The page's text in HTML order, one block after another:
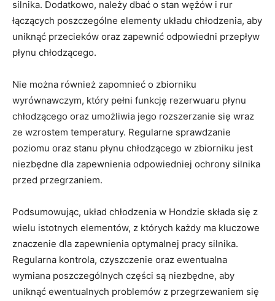
silnika. Dodatkowo, należy dbać o​ stan wężów i rur​
łączących poszczególne elementy ​układu chłodzenia, aby
uniknąć przecieków oraz zapewnić ​odpowiedni przepływ
płynu⁤ chłodzącego.
Nie można również zapomnieć⁢ o zbiorniku
wyrównawczym,⁣ który pełni funkcję rezerwuaru płynu
chłodzącego oraz umożliwia‌ jego rozszerzanie się ​wraz
⁤ze wzrostem temperatury. Regularne​ sprawdzanie
⁢poziomu oraz‍ stanu płynu chłodzącego w ⁣zbiorniku jest
niezbędne dla zapewnienia ⁤odpowiedniej ochrony silnika
przed przegrzaniem.
Podsumowując, ⁤układ chłodzenia w‌ Hondzie składa się z
wielu istotnych elementów, z których każdy ma kluczowe
znaczenie dla zapewnienia optymalnej pracy silnika.
Regularna⁤ kontrola, czyszczenie oraz ewentualna
wymiana poszczególnych części ⁢są niezbędne, aby
uniknąć ewentualnych problemów z przegrzewaniem‍ się